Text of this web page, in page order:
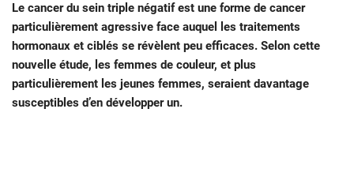
Le cancer du sein triple négatif est une forme de cancer
particulièrement agressive face auquel les traitements
hormonaux et ciblés se révèlent peu efficaces. Selon cette
nouvelle étude, les femmes de couleur, et plus
particulièrement les jeunes femmes, seraient davantage
susceptibles d’en développer un.